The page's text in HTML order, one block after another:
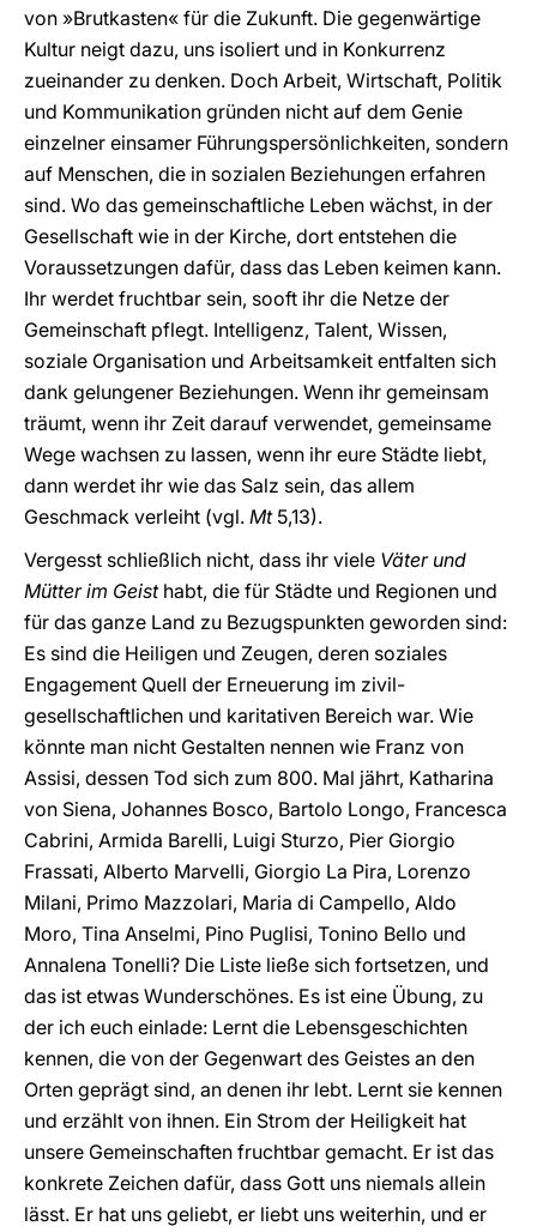
von »Brutkasten« für die Zukunft. Die gegenwärtige
Kultur neigt dazu, uns isoliert und in Konkurrenz
zueinander zu denken. Doch Arbeit, Wirtschaft, Politik
und Kommunikation gründen nicht auf dem Genie
einzelner einsamer Führungspersönlichkeiten, sondern
auf Menschen, die in sozialen Beziehungen erfahren
sind. Wo das gemeinschaftliche Leben wächst, in der
Gesellschaft wie in der Kirche, dort entstehen die
Voraussetzungen dafür, dass das Leben keimen kann.
Ihr werdet fruchtbar sein, sooft ihr die Netze der
Gemeinschaft pflegt. Intelligenz, Talent, Wissen,
soziale Organisation und Arbeitsamkeit entfalten sich
dank gelungener Beziehungen. Wenn ihr gemeinsam
träumt, wenn ihr Zeit darauf verwendet, gemeinsame
Wege wachsen zu lassen, wenn ihr eure Städte liebt,
dann werdet ihr wie das Salz sein, das allem
Geschmack verleiht (vgl. Mt5,13).
Vergesst schließlich nicht, dass ihr viele Väter und
Mütter im Geisthabt, die für Städte und Regionen und
für das ganze Land zu Bezugspunkten geworden sind:
Es sind die Heiligen und Zeugen, deren soziales
Engagement Quell der Erneuerung im zivil-
gesellschaftlichen und karitativen Bereich war. Wie
könnte man nicht Gestalten nennen wie Franz von
Assisi, dessen Tod sich zum 800. Mal jährt, Katharina
von Siena, Johannes Bosco, Bartolo Longo, Francesca
Cabrini, Armida Barelli, Luigi Sturzo, Pier Giorgio
Frassati, Alberto Marvelli, Giorgio La Pira, Lorenzo
Milani, Primo Mazzolari, Maria di Campello, Aldo
Moro, Tina Anselmi, Pino Puglisi, Tonino Bello und
Annalena Tonelli? Die Liste ließe sich fortsetzen, und
das ist etwas Wunderschönes. Es ist eine Übung, zu
der ich euch einlade: Lernt die Lebensgeschichten
kennen, die von der Gegenwart des Geistes an den
Orten geprägt sind, an denen ihr lebt. Lernt sie kennen
und erzählt von ihnen. Ein Strom der Heiligkeit hat
unsere Gemeinschaften fruchtbar gemacht. Er ist das
konkrete Zeichen dafür, dass Gott uns niemals allein
lässt. Er hat uns geliebt, er liebt uns weiterhin, und er